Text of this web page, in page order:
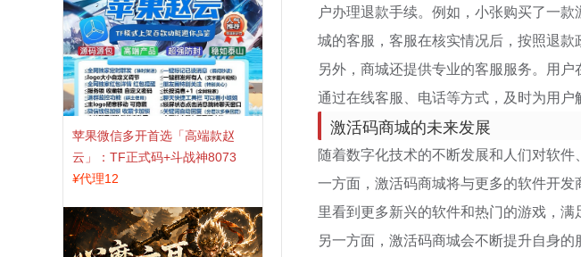
苹果微信多开首选「高端款赵
云」：TF正式码+斗战神8073
包，7天退换认准拍拍卡激活码
¥代理12
户办理退款手续。例如，小张购买了一
城的客服，客服在核实情况后，按照退款
另外，商城还提供专业的客服服务。用
通过在线客服、电话等方式，及时为用户
激活码商城的未来发展
随着数字化技术的不断发展和人们对软件
一方面，激活码商城将与更多的软件开
里看到更多新兴的软件和热门的游戏，满
另一方面，激活码商城会不断提升自身